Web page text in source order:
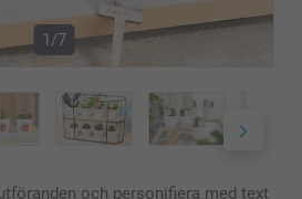
1/7
och personifiera med text